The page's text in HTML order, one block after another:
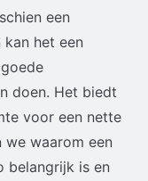
een
het een
doen. Het biedt
voor een nette
waarom een
belangrijk is en